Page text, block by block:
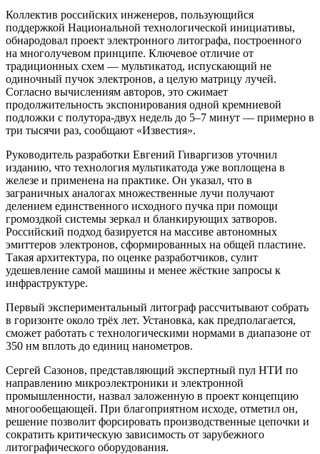
Коллектив российских инженеров, пользующийся
поддержкой Национальной технологической инициативы,
обнародовал проект электронного литографа, построенного
на многолучевом принципе. Ключевое отличие от
традиционных схем — мультикатод, испускающий не
одиночный пучок электронов, а целую матрицу лучей.
Согласно вычислениям авторов, это сжимает
продолжительность экспонирования одной кремниевой
подложки с полутора-двух недель до 5–7 минут — примерно в
три тысячи раз, сообщают «Известия».
Руководитель разработки Евгений Гиваргизов уточнил
изданию, что технология мультикатода уже воплощена в
железе и применена на практике. Он указал, что в
заграничных аналогах множественные лучи получают
делением единственного исходного пучка при помощи
громоздкой системы зеркал и бланкирующих затворов.
Российский подход базируется на массиве автономных
эмиттеров электронов, сформированных на общей пластине.
Такая архитектура, по оценке разработчиков, сулит
удешевление самой машины и менее жёсткие запросы к
инфраструктуре.
Первый экспериментальный литограф рассчитывают собрать
в горизонте около трёх лет. Установка, как предполагается,
сможет работать с технологическими нормами в диапазоне от
350 нм вплоть до единиц нанометров.
Сергей Сазонов, представляющий экспертный пул НТИ по
направлению микроэлектроники и электронной
промышленности, назвал заложенную в проект концепцию
многообещающей. При благоприятном исходе, отметил он,
решение позволит форсировать производственные цепочки и
сократить критическую зависимость от зарубежного
литографического оборудования.